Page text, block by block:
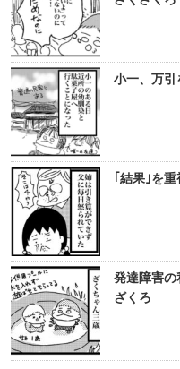
小一、万
｢結果｣を
発達障害の
ざくろ